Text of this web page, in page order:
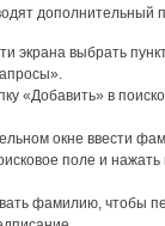
дополнительный
экрана выбрать
«Добавить» в
окне ввести
поле и нажать
фамилию, чтобы